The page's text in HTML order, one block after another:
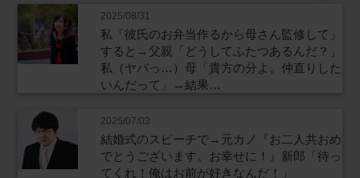
2025/08/31
私「彼氏のお弁当作るから母さん監修して」
すると→父親「どうしてふたつあるんだ？」
私（ヤバっ…）母「貴方の分よ。仲直りした
いんだって」→結果…
2025/07/03
結婚式のスピーチで→元カノ『お二人共おめ
でとうございます。お幸せに！』新郎「待っ
てくれ！俺はお前が好きなんだ！」